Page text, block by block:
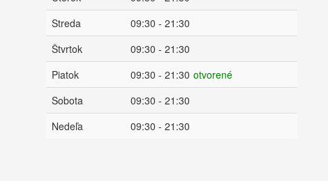
Streda
09:30 - 21:30
Štvrtok
09:30 - 21:30
Piatok
09:30 - 21:30 otvorené
Sobota
09:30 - 21:30
Nedeľa
09:30 - 21:30